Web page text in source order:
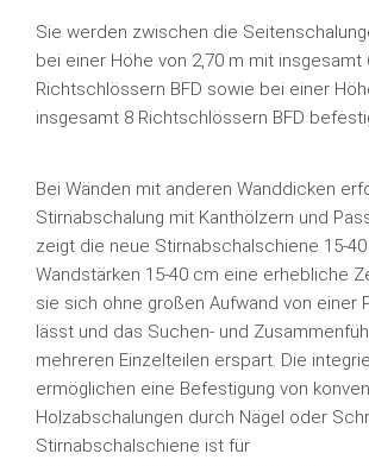
Sie werden zwischen die
bei einer Höhe von 2,70 m mit insgesamt
Richtschlössern BFD sowie bei einer
insgesamt 8 Richtschlössern BFD
Bei Wänden mit anderen Wanddicken
Stirnabschalung mit Kanthölzern und
zeigt die neue Stirnabschalschiene 15-
Wandstärken 15-40 cm eine erhebliche
sie sich ohne großen Aufwand von einer
lässt und das Suchen- und
mehreren Einzelteilen erspart. Die
ermöglichen eine Befestigung von
Holzabschalungen durch Nägel oder
Stirnabschalschiene ist für